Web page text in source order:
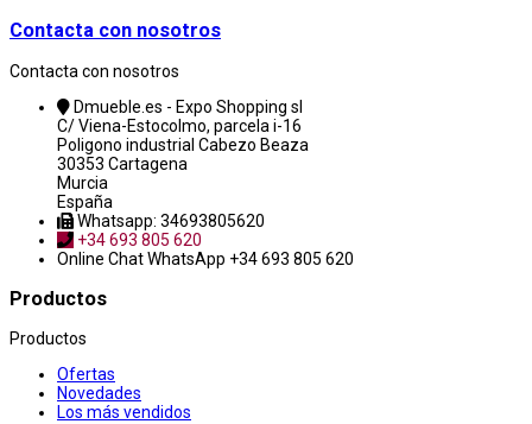
Contacta con nosotros
Contacta con nosotros
Dmueble.es - Expo Shopping sl
C/ Viena-Estocolmo, parcela i-16
Poligono industrial Cabezo Beaza
30353 Cartagena
Murcia
España
Whatsapp: 34693805620
+34 693 805 620
Online ChatWhatsApp +34 693 805 620
Productos
Productos
Ofertas
Novedades
Los más vendidos